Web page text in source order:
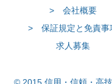
> 会社概要
> 保証規定と免責事
求人募集